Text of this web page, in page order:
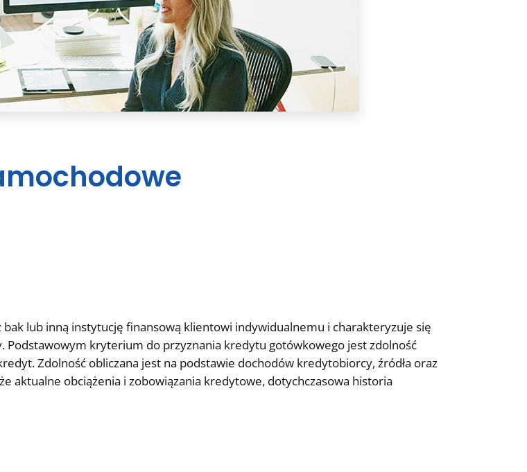
lub inną instytucję finansową klientowi indywidualnemu i charakteryzuje się
kryterium do przyznania kredytu gotówkowego jest zdolność
Zdolność obliczana jest na podstawie dochodów kredytobiorcy, źródła oraz
aktualne obciążenia i zobowiązania kredytowe, dotychczasowa historia